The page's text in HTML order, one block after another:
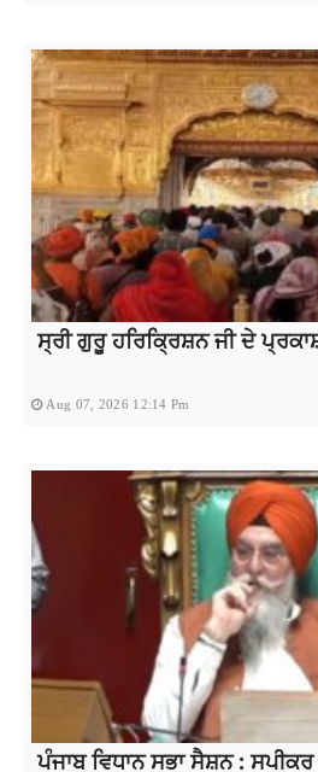
ਸ੍ਰੀ ਗੁਰੂ ਹਰਿਕ੍ਰਿਸ਼ਨ ਜੀ ਦੇ
Aug 07, 2026 12:14 Pm
ਪੰਜਾਬ ਵਿਧਾਨ ਸਭਾ ਸੈਸ਼ਨ :